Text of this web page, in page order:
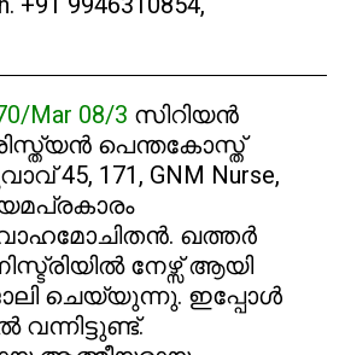
Mar 08/3 സിറിയൻ
പെന്തകോസ്ത്
45, 171, GNM Nurse,
ഖത്തർ
നേഴ്സ് ആയി
ചെയ്യുന്നു. ഇപ്പോൾ
വന്നിട്ടുണ്ട്.